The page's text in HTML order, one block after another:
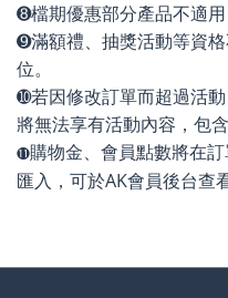
➑檔期優惠部分產品不適用
➒滿額禮、抽獎活動等資
位。
➓若因修改訂單而超過活
將無法享有活動內容，包
⓫購物金、會員點數將在
匯入，可於AK會員後台查